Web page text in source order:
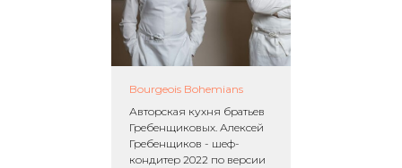
Bourgeois Bohemians
Авторская кухня братьев
Гребенщиковых. Алексей
Гребенщиков - шеф-
кондитер 2022 по версии